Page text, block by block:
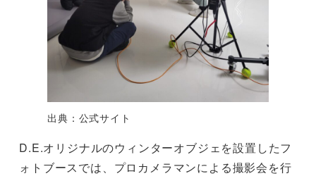
出典：公式サイト
D.E.オリジナルのウィンターオブジェを設置したフ
ォトブースでは、プロカメラマンによる撮影会を行